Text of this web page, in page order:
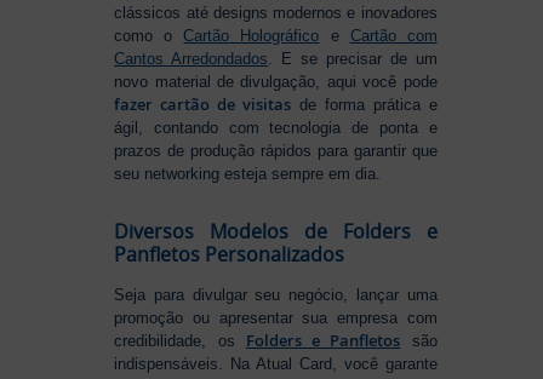
clássicos até designs modernos e inovadores
como oCartão Holográfico e Cartão com
Cantos Arredondados . E se precisar de um
novo material de divulgação, aqui você pode
fazer cartão de visitas de forma prática e
ágil, contando com tecnologia de ponta e
prazos de produção rápidos para garantir que
seu networking esteja sempre em dia.
Diversos Modelos de Folders e
Panfletos Personalizados
Seja para divulgar seu negócio, lançar uma
promoção ou apresentar sua empresa com
credibilidade, os Folders e Panfletos são
indispensáveis. Na Atual Card, você garante